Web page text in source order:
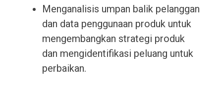
Menganalisis umpan balik pelanggan
dan data penggunaan produk untuk
mengembangkan strategi produk
dan mengidentifikasi peluang untuk
perbaikan.